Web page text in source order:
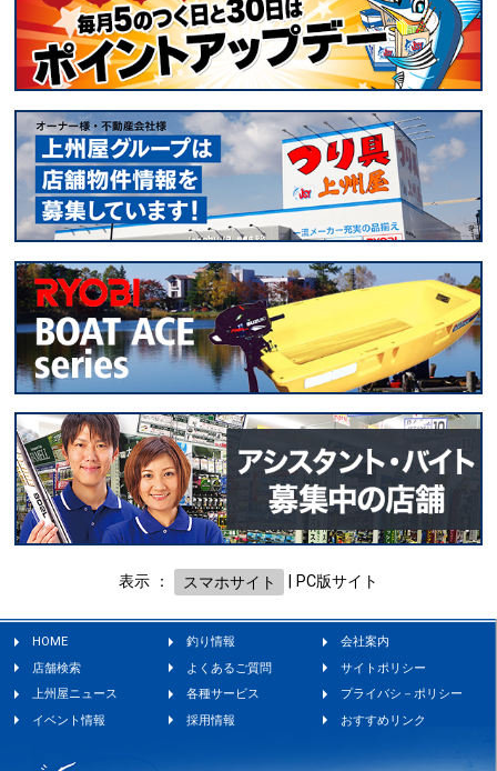
表示 ： スマホサイト PC版サイト
HOME 釣り情報
会社案内
店舗検索
よくあるご質問
サイトポリシー
上州屋ニュース
各種サービス
プライバシ－ポリシー
イベント情報
採用情報 おすすめリンク